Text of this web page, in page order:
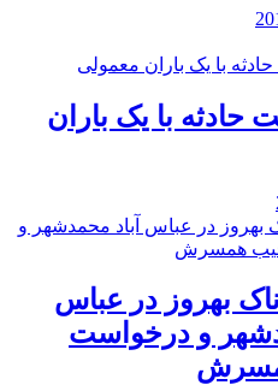
حادثه با یک باران
بهروز در عباس
و درخواست